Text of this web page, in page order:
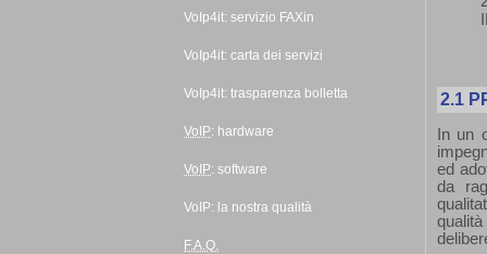
2.1
In un
ed
da
VoIp4it: servizio FAXin
VoIp4it: carta dei servizi
VoIp4it: trasparenza bolletta
VoIP: hardware
VoIP: software
VoIP: la nostra qualità
F.A.Q.